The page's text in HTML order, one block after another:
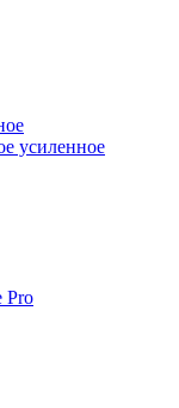
усиленное
Pro